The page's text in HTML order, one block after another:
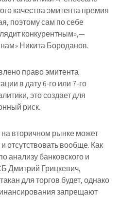
качества эмитента премия
поэтому сам по себе
конкурентным»,—
Никита Бороданов.
право эмитента
в дату 6-го или 7-го
это создает для
риск.
на вторичном рынке может
отсутствовать вообще. Как
анализу банковского и
Дмитрий Грицкевич,
для торгов будет, однако
запрещают